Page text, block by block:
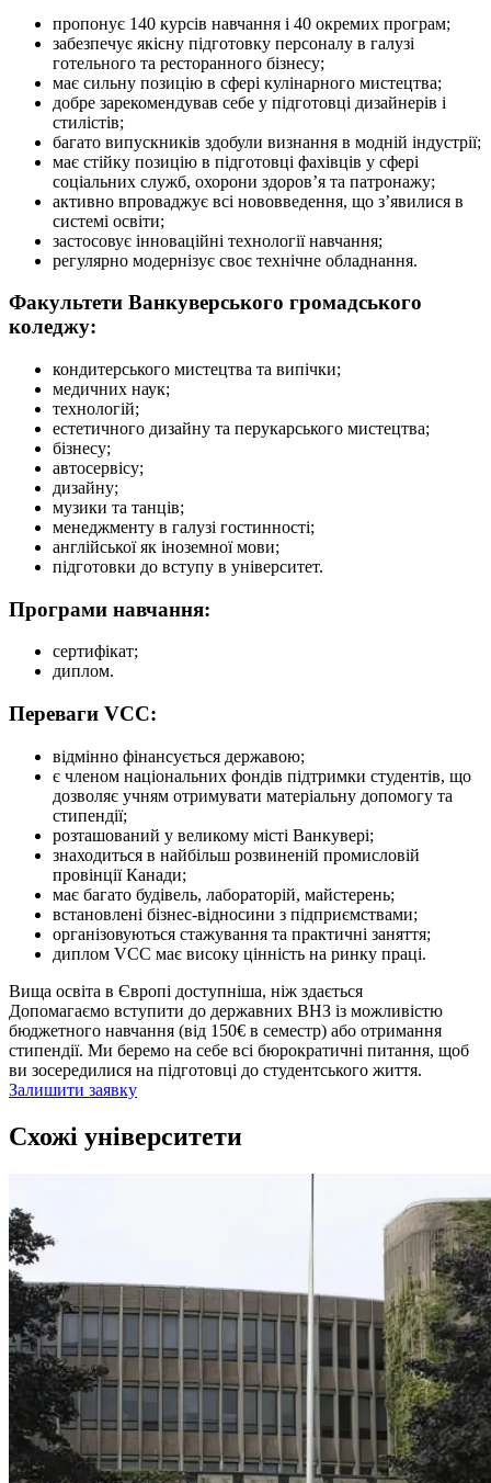
пропонує 140 курсів навчання і 40 окремих програм;
забезпечує якісну підготовку персоналу в галузі
готельного та ресторанного бізнесу;
має сильну позицію в сфері кулінарного мистецтва;
добре зарекомендував себе у підготовці дизайнерів і
стилістів;
багато випускників здобули визнання в модній індустрії;
має стійку позицію в підготовці фахівців у сфері
соціальних служб, охорони здоров’я та патронажу;
активно впроваджує всі нововведення, що з’явилися в
системі освіти;
застосовує інноваційні технології навчання;
регулярно модернізує своє технічне обладнання.
Факультети Ванкуверського громадського
коледжу:
кондитерського мистецтва та випічки;
медичних наук;
технологій;
естетичного дизайну та перукарського мистецтва;
бізнесу;
автосервісу;
дизайну;
музики та танців;
менеджменту в галузі гостинності;
англійської як іноземної мови;
підготовки до вступу в університет.
Програми навчання:
сертифікат;
диплом.
Переваги VCC:
відмінно фінансується державою;
є членом національних фондів підтримки студентів, що
дозволяє учням отримувати матеріальну допомогу та
стипендії;
розташований у великому місті Ванкувері;
знаходиться в найбільш розвиненій промисловій
провінції Канади;
має багато будівель, лабораторій, майстерень;
встановлені бізнес-відносини з підприємствами;
організовуються стажування та практичні заняття;
диплом VCC має високу цінність на ринку праці.
Вища освіта в Європі доступніша, ніж здається
Допомагаємо вступити до державних ВНЗ із можливістю
бюджетного навчання (від 150€ в семестр) або отримання
стипендії. Ми беремо на себе всі бюрократичні питання, щоб
ви зосередилися на підготовці до студентського життя.
Залишити заявку
Схожі університети